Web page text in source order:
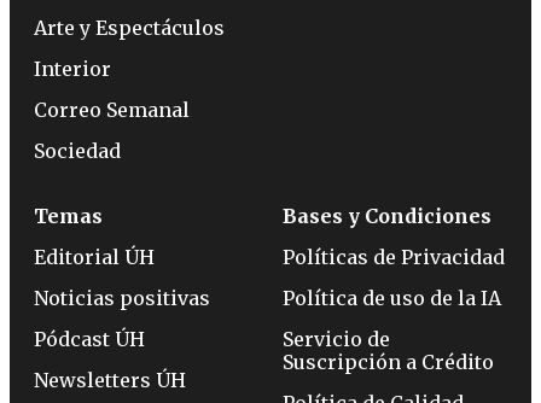
Arte y Espectáculos
Interior
Correo Semanal
Sociedad
Temas
Editorial ÚH
Noticias positivas
Pódcast ÚH
Newsletters ÚH
Bases y Condiciones
Políticas de Privacidad
Política de uso de la IA
Servicio de
Suscripción a Crédito